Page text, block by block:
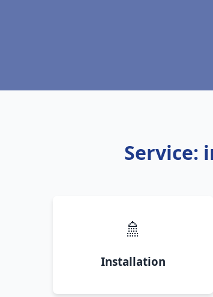
Service:
🚿
Installation